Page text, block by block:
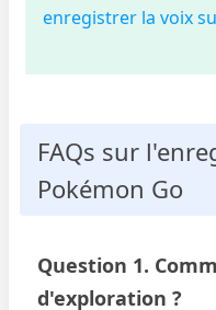
enregistrer la voix
FAQs sur
Pokémon Go
Question 1.
d'exploration ?